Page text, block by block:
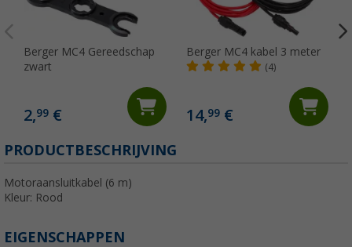
Berger MC4 Gereedschap
zwart
2,99 €
Berger MC4 kabel 3 meter
(4)
14,99€
PRODUCTBESCHRIJVING
Motoraansluitkabel (6 m)
Kleur: Rood
EIGENSCHAPPEN